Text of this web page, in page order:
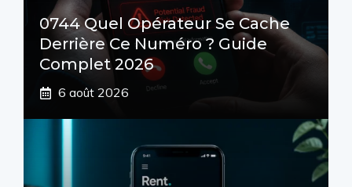
0744 Quel Opérateur Se Cache
Derrière Ce Numéro ? Guide
Complet 2026
6 août 2026